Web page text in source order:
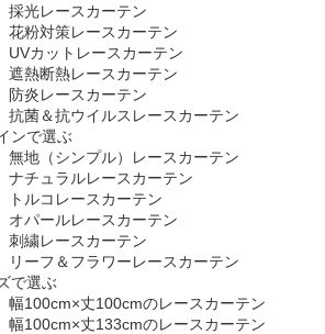
採光レースカーテン
花粉対策レースカーテン
UVカットレースカーテン
遮熱断熱レースカーテン
防炎レースカーテン
抗菌＆抗ウイルスレースカーテン
ンで選ぶ
無地（シンプル）レースカーテン
ナチュラルレースカーテン
トルコレースカーテン
オパールレースカーテン
刺繍レースカーテン
リーフ＆フラワーレースカーテン
で選ぶ
幅100cm×丈100cmのレースカーテン
幅100cm×丈133cmのレースカーテン